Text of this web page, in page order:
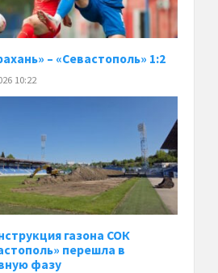
– «Севастополь» 1:2
10:22
газона СОК
перешла в
фазу